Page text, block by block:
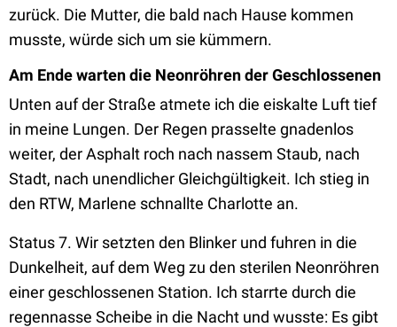
zurück. Die Mutter, die bald nach Hause kommen
musste, würde sich um sie kümmern.
Am Ende warten die Neonröhren der Geschlossenen
Unten auf der Straße atmete ich die eiskalte Luft tief
in meine Lungen. Der Regen prasselte gnadenlos
weiter, der Asphalt roch nach nassem Staub, nach
Stadt, nach unendlicher Gleichgültigkeit. Ich stieg in
den RTW, Marlene schnallte Charlotte an.
Status 7. Wir setzten den Blinker und fuhren in die
Dunkelheit, auf dem Weg zu den sterilen Neonröhren
einer geschlossenen Station. Ich starrte durch die
regennasse Scheibe in die Nacht und wusste: Es gibt